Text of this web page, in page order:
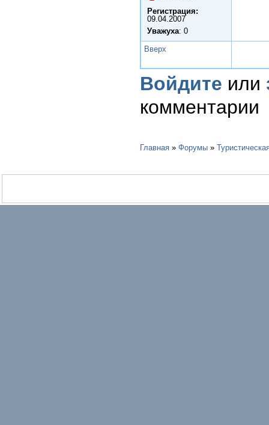
Регистрация:
09.04.2007
Уважуха: 0
Вверх
Войдите или
комментарии
Главная » Форумы »